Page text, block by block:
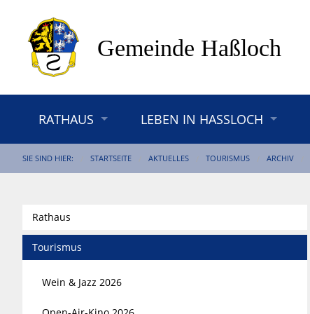
RATHAUS LEBEN IN HASSLOCH
SIE SIND HIER: STARTSEITE AKTUELLES TOURISMUS ARCHIV
Rathaus
Tourismus
Wein & Jazz 2026